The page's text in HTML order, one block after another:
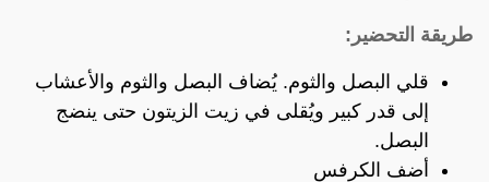
طريقة التحضير:
قلي البصل والثوم. يُضاف البصل والثوم والأعشاب
إلى قدر كبير ويُقلى في زيت الزيتون حتى ينضج
البصل.
أضف الكرفس